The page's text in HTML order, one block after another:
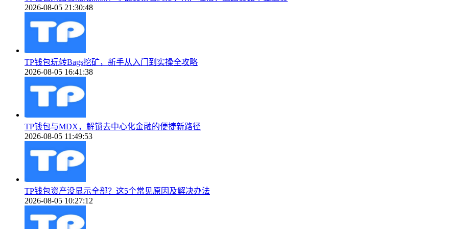
2026-08-05 21:30:48
TP钱包玩转Bags挖矿，新手从入门到实操全攻略
2026-08-05 16:41:38
TP钱包与MDX，解锁去中心化金融的便捷新路径
2026-08-05 11:49:53
TP钱包资产没显示全部？这5个常见原因及解决办法
2026-08-05 10:27:12